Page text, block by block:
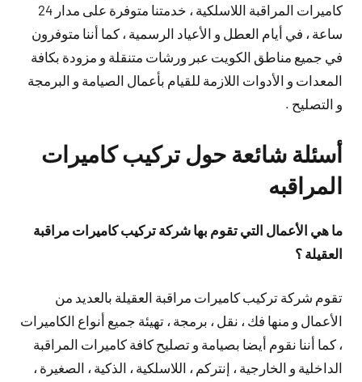
كاميرات المراقبة اللاسلكية ، خدمتنا متوفرة على مدار 24
ساعة ، في أيام العطل و الأعياد الرسمية ، كما أننا متوفرون
في جميع مناطق الكويت عبر ورشات متنقلة و مزودة بكافة
المعدات و الأدوات اللازمة للقيام بأعمال الصيامة و البرمجة
و التصليح .
أسئلة شائعة حول تركيب كاميرات
المراقبه
ما هي الأعمال التي تقوم بها شركة تركيب كاميرات مراقبة
العقيلة ؟
تقوم شركة تركيب كاميرات مراقبة العقيلة بالعديد من
الأعمال و منها فك ، نقل ، برمجة ، تهيئة جميع أنواع الكاميرات
، كما أننا نقوم أيضا بصيامة و تصليح كافة كاميرات المراقبة
الداخلية و الخارجية ، إنتركم ، اللاسلكية ، الذكية ، الصغيرة ،